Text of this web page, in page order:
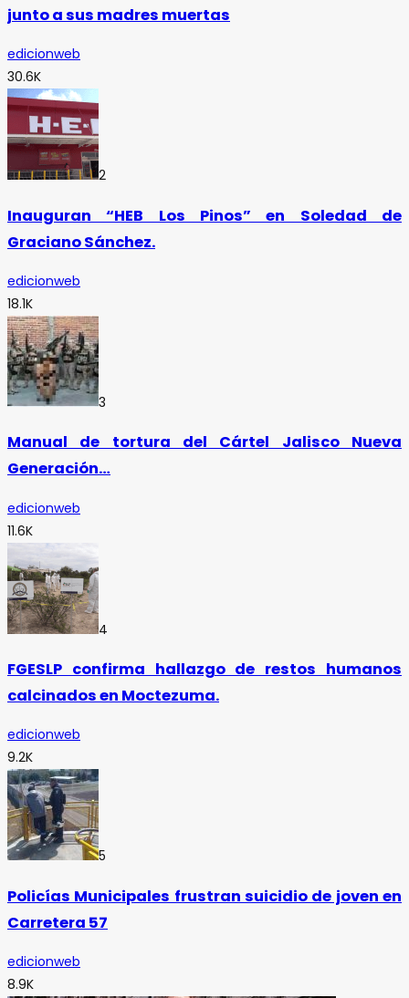
junto a sus madres muertas
edicionweb
30.6K
2
Inauguran “HEB Los Pinos” en Soledad de
Graciano Sánchez.
edicionweb
18.1K
3
Manual de tortura del Cártel Jalisco Nueva
Generación…
edicionweb
11.6K
4
FGESLP confirma hallazgo de restos humanos
calcinados en Moctezuma.
edicionweb
9.2K
5
Policías Municipales frustran suicidio de joven en
Carretera 57
edicionweb
8.9K